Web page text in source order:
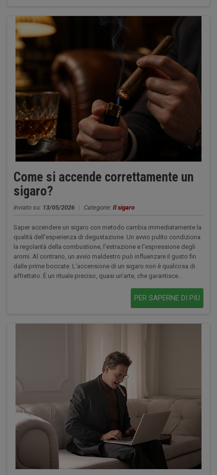
Come si accende correttamente un
sigaro?
Inviato su: 13/05/2026 | Categorie: Il sigaro
Saper accendere un sigaro con metodo cambia immediatamente la
qualità dell'esperienza di degustazione. Un avvio pulito condiziona
la regolarità della combustione, l'estrazione e l'espressione degli
aromi. Al contrario, un avvio maldestro può influenzare il gusto fin
dalle prime boccate. L'accensione di un sigaro non è qualcosa di
affrettato. È un rituale preciso, quasi un'arte, che garantisce...
PER SAPERNE DI PIÙ